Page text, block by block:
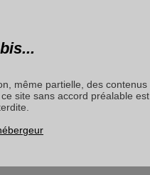
même partielle, des contenus
site sans accord préalable est